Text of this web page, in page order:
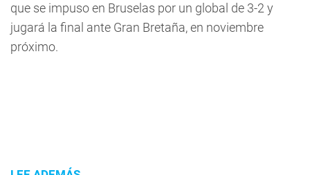
que se impuso en Bruselas por un global de 3-2 y
jugará la final ante Gran Bretaña, en noviembre
próximo.